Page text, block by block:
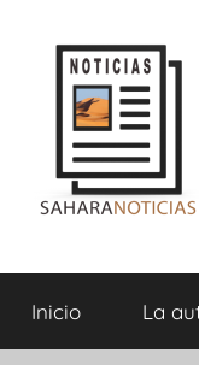
contenido
Sahara
Inicio La